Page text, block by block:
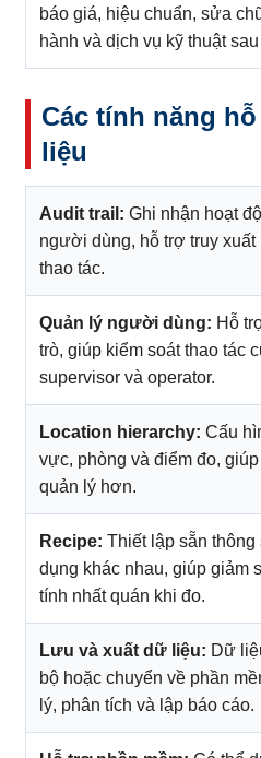
báo giá, hiệu chuẩn, sửa
hành và dịch vụ kỹ thuật
Các tính năng
liệu
Audit trail: Ghi nhận hoạt
người dùng, hỗ trợ truy
thao tác.
Quản lý người dùng: Hỗ
trò, giúp kiểm soát thao tác
supervisor và operator.
Location hierarchy: Cấu
vực, phòng và điểm đo,
quản lý hơn.
Recipe: Thiết lập sẵn
dụng khác nhau, giúp giảm
tính nhất quán khi đo.
Lưu và xuất dữ liệu: Dữ
bộ hoặc chuyển về phần
lý, phân tích và lập báo cáo.